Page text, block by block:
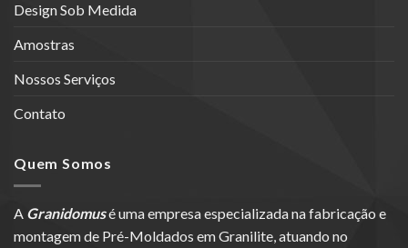
Design Sob Medida
Amostras
Nossos Serviços
Contato
Quem Somos
A Granidomusé uma empresa especializada na fabricação e
montagem de Pré-Moldados em Granilite, atuando no